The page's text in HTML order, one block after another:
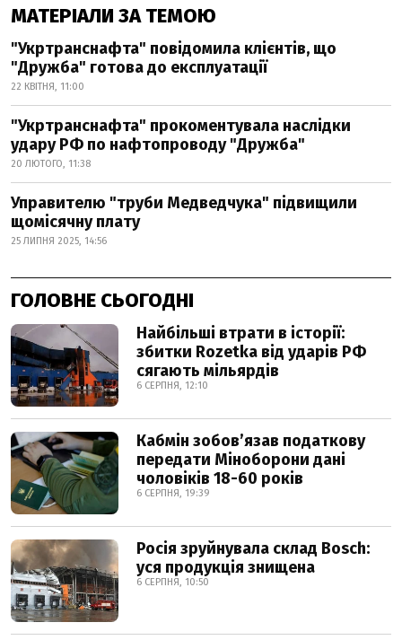
МАТЕРІАЛИ ЗА ТЕМОЮ
"Укртранснафта" повідомила клієнтів, що
"Дружба" готова до експлуатації
22 КВІТНЯ, 11:00
"Укртранснафта" прокоментувала наслідки
удару РФ по нафтопроводу "Дружба"
20 ЛЮТОГО, 11:38
Управителю "труби Медведчука" підвищили
щомісячну плату
25 ЛИПНЯ 2025, 14:56
ГОЛОВНЕ СЬОГОДНІ
Найбільші втрати в історії:
збитки Rozetka від ударів РФ
сягають мільярдів
6 СЕРПНЯ, 12:10
Кабмін зобовʼязав податкову
передати Міноборони дані
чоловіків 18-60 років
6 СЕРПНЯ, 19:39
Росія зруйнувала склад Bosch:
уся продукція знищена
6 СЕРПНЯ, 10:50